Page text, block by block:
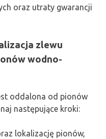
oraz utraty gwarancji
zlewu
wodno-
oddalona od pionów
następujące kroki:
lokalizację pionów,